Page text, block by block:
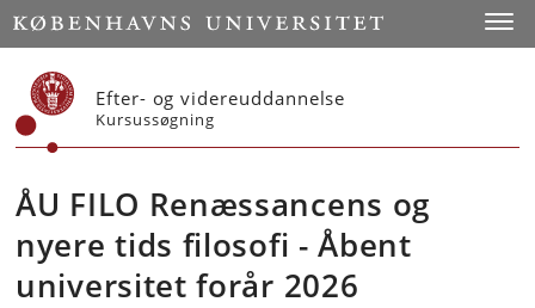
Start
Efter- og videreuddannelse
Kursussøgning
ÅU FILO Renæssancens og
nyere tids filosofi - Åbent
universitet forår 2026